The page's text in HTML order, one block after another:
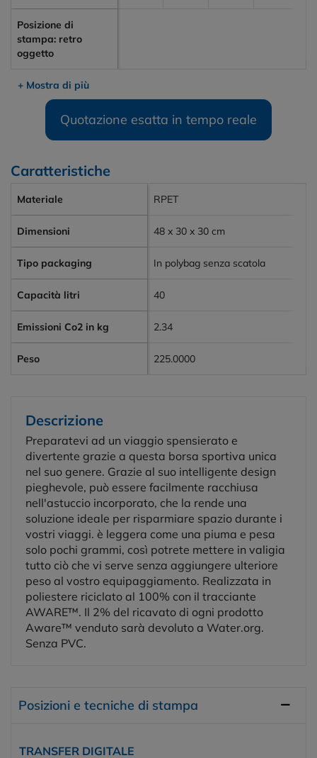
Posizione di
stampa: retro
oggetto
+ Mostra di più
Quotazione esatta in tempo reale
Caratteristiche
Materiale RPET
Dimensioni 48 x 30 x 30 cm
Tipo packaging In polybag senza scatola
Capacità litri 40
Emissioni Co2 in kg 2.34
Peso 225.0000
Descrizione
Preparatevi ad un viaggio spensierato e
divertente grazie a questa borsa sportiva unica
nel suo genere. Grazie al suo intelligente design
pieghevole, può essere facilmente racchiusa
nell'astuccio incorporato, che la rende una
soluzione ideale per risparmiare spazio durante i
vostri viaggi. è leggera come una piuma e pesa
solo pochi grammi, così potrete mettere in valigia
tutto ciò che vi serve senza aggiungere ulteriore
peso al vostro equipaggiamento. Realizzata in
poliestere riciclato al 100% con il tracciante
AWARE™. Il 2% del ricavato di ogni prodotto
Aware™ venduto sarà devoluto a Water.org.
Senza PVC.
Posizioni e tecniche di stampa
TRANSFER DIGITALE